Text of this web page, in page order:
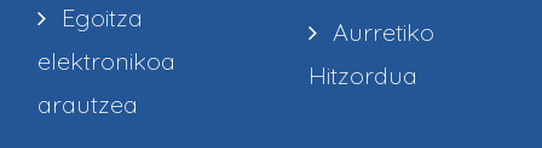
Egoitza
elektronikoa
arautzea
Aurretiko
Hitzordua